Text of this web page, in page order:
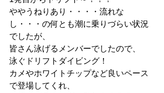
ややうねりあり・・・・流れな
し・・・の何とも潮に乗りづらい状況
でしたが、
皆さん泳げるメンバーでしたので、
泳ぐドリフトダイビング！
カメやホワイトチップなど良いペース
で登場してくれ、